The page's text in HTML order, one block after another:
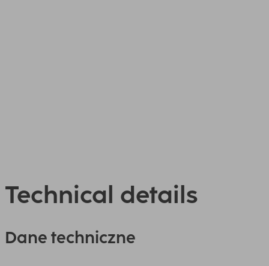
Technical details
Dane techniczne